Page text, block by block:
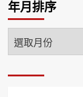
年月排序
年
月